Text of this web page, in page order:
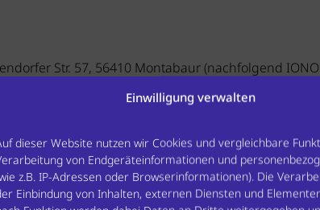
Einwilligung verwalten
dieser Website nutzen wir Cookies und vergleichbare
von Endgeräteinformationen und
z.B. IP-Adressen oder Browserinformationen). Die
Einbindung von Inhalten, externen Diensten und
Str. 57, 56410 Montabaur (nachfolgend
inklusive Ihrer IP-Adressen. Details
terms-privacy.
auf Grundlage von Art. 6 Abs. 1 lit. f DSGVO.
unserer Website. Sofern eine